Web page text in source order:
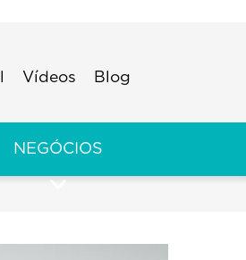
Vídeos Blog
NEGÓCIOS